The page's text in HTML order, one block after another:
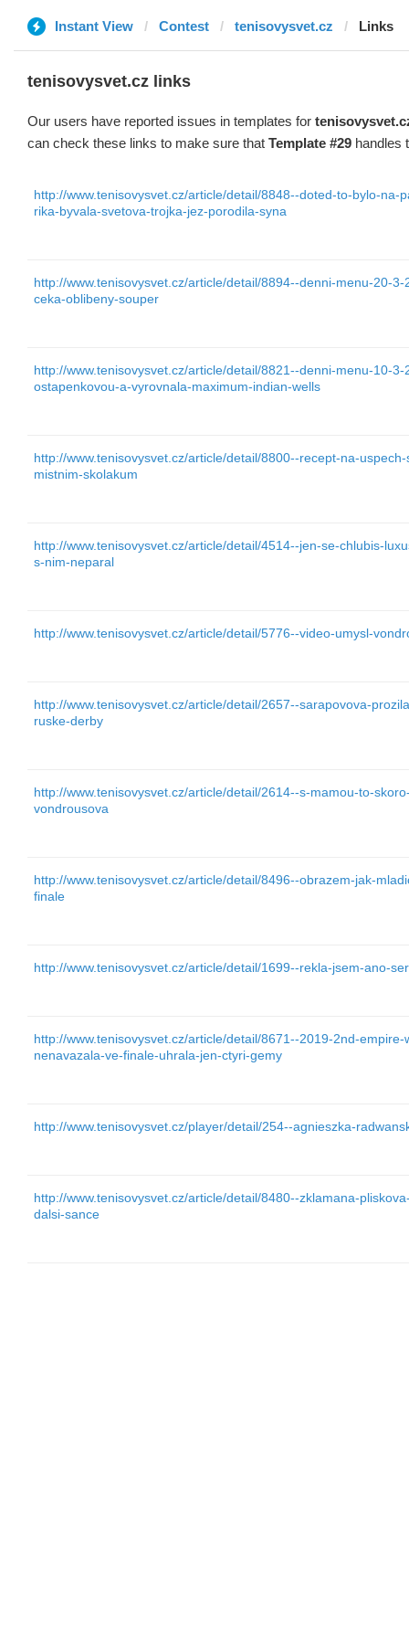
Instant View Contest tenisovysvet.cz Links
tenisovysvet.cz links
Our users have reported issues in templates for
can check these links to make sure that Template #29 handles
http://www.tenisovysvet.cz/article/detail/8848--doted-to-bylo-na-
rika-byvala-svetova-trojka-jez-porodila-syna
http://www.tenisovysvet.cz/article/detail/8894--denni-menu-20-
ceka-oblibeny-souper
http://www.tenisovysvet.cz/article/detail/8821--denni-menu-10-
ostapenkovou-a-vyrovnala-maximum-indian-wells
http://www.tenisovysvet.cz/article/detail/8800--recept-na-
mistnim-skolakum
http://www.tenisovysvet.cz/article/detail/4514--jen-se-chlubis-
s-nim-neparal
http://www.tenisovysvet.cz/article/detail/5776--video-umysl-
http://www.tenisovysvet.cz/article/detail/2657--sarapovova-
ruske-derby
http://www.tenisovysvet.cz/article/detail/2614--s-mamou-to-
vondrousova
http://www.tenisovysvet.cz/article/detail/8496--obrazem-jak-
finale
http://www.tenisovysvet.cz/article/detail/1699--rekla-jsem-ano-
http://www.tenisovysvet.cz/article/detail/8671--2019-2nd-
nenavazala-ve-finale-uhrala-jen-ctyri-gemy
http://www.tenisovysvet.cz/player/detail/254--agnieszka-
http://www.tenisovysvet.cz/article/detail/8480--zklamana-
dalsi-sance